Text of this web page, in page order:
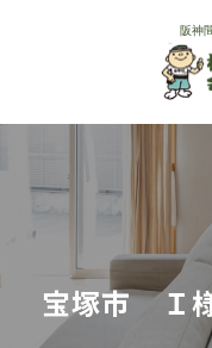
宝塚市 Ｉ